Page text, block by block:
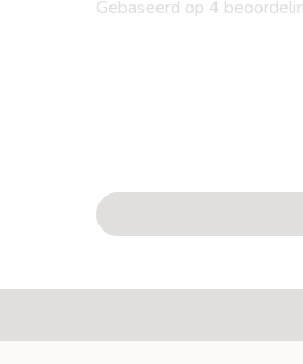
Gebaseerd op 4